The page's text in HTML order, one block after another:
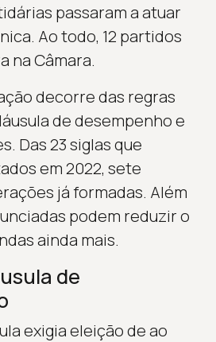
passaram a atuar
Ao todo, 12 partidos
na Câmara.
decorre das regras
de desempenho e
Das 23 siglas que
em 2022, sete
já formadas. Além
podem reduzir o
ainda mais.
de
exigia eleição de ao